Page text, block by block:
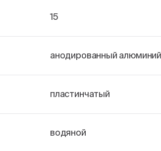
15
анодированный алюминий
пластинчатый
водяной